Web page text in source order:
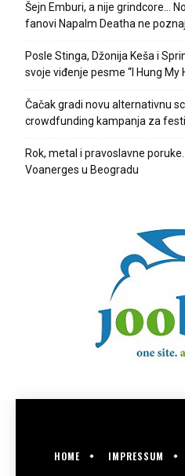
Šejn Emburi, a nije grindcore…
fanovi Napalm Deatha ne
Posle Stinga, Džonija Keša i
svoje viđenje pesme “I Hung My
Čačak gradi novu alternativnu
crowdfunding kampanja za
Rok, metal i pravoslavne
Voanerges u Beogradu
HOME IMPRESSUM